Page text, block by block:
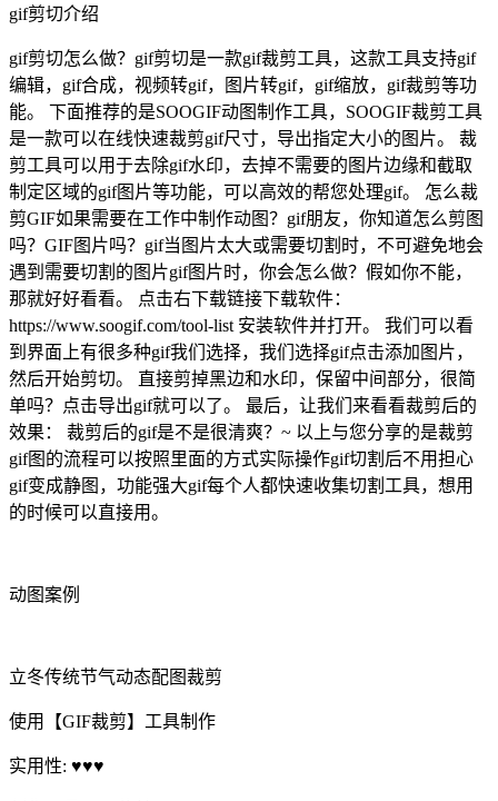
gif剪切介绍
gif剪切怎么做？gif剪切是一款gif裁剪工具，这款工具支持gif
编辑，gif合成，视频转gif，图片转gif，gif缩放，gif裁剪等功
能。 下面推荐的是SOOGIF动图制作工具，SOOGIF裁剪工具
是一款可以在线快速裁剪gif尺寸，导出指定大小的图片。 裁
剪工具可以用于去除gif水印，去掉不需要的图片边缘和截取
制定区域的gif图片等功能，可以高效的帮您处理gif。 怎么裁
剪GIF如果需要在工作中制作动图？gif朋友，你知道怎么剪图
吗？GIF图片吗？gif当图片太大或需要切割时，不可避免地会
遇到需要切割的图片gif图片时，你会怎么做？假如你不能，
那就好好看看。 点击右下载链接下载软件：
https://www.soogif.com/tool-list 安装软件并打开。 我们可以看
到界面上有很多种gif我们选择，我们选择gif点击添加图片，
然后开始剪切。 直接剪掉黑边和水印，保留中间部分，很简
单吗？点击导出gif就可以了。 最后，让我们来看看裁剪后的
效果： 裁剪后的gif是不是很清爽？~ 以上与您分享的是裁剪
gif图的流程可以按照里面的方式实际操作gif切割后不用担心
gif变成静图，功能强大gif每个人都快速收集切割工具，想用
的时候可以直接用。
动图案例
立冬传统节气动态配图裁剪
使用【GIF裁剪】工具制作
实用性: ♥♥♥